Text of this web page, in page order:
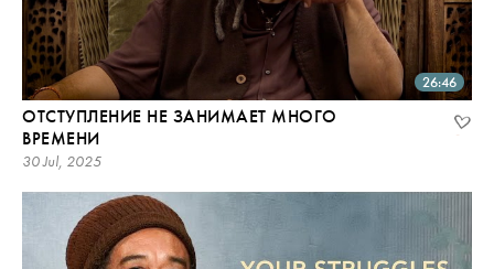
26:46
ОТСТУПЛЕНИЕ НЕ ЗАНИМАЕТ МНОГО
ВРЕМЕНИ
30 Jul, 2025